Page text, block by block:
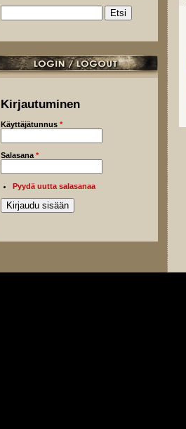
Hakulomake
Kirjautuminen
Käyttäjätunnus *
Salasana *
Pyydä uutta salasanaa